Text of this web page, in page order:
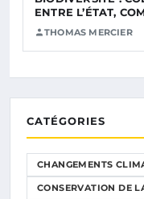
ENTRE L’ÉTAT,
THOMAS MERCIER
CATÉGORIES
CHANGEMENTS
CONSERVATION DE